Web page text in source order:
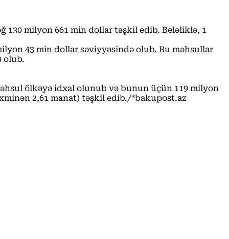
130 milyon 661 min dollar təşkil edib. Beləliklə, 1
43 min dollar səviyyəsində olub. Bu məhsullar
olub.
ölkəyə idxal olunub və bunun üçün 119 milyon
2,61 manat) təşkil edib./*bakupost.az